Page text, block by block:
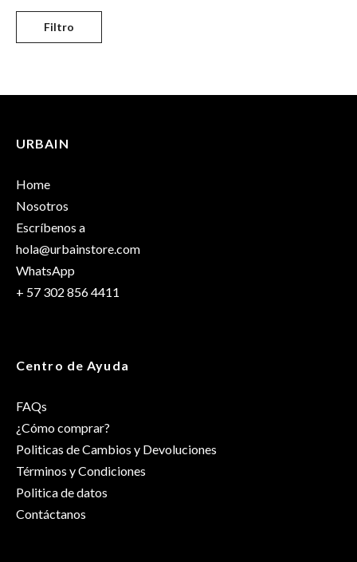
Filtro
URBAIN
Home
Nosotros
Escríbenos a
hola@urbainstore.com
WhatsApp
+ 57 302 856 4411
Centro de Ayuda
FAQs
¿Cómo comprar?
Politicas de Cambios y Devoluciones
Términos y Condiciones
Politica de datos
Contáctanos